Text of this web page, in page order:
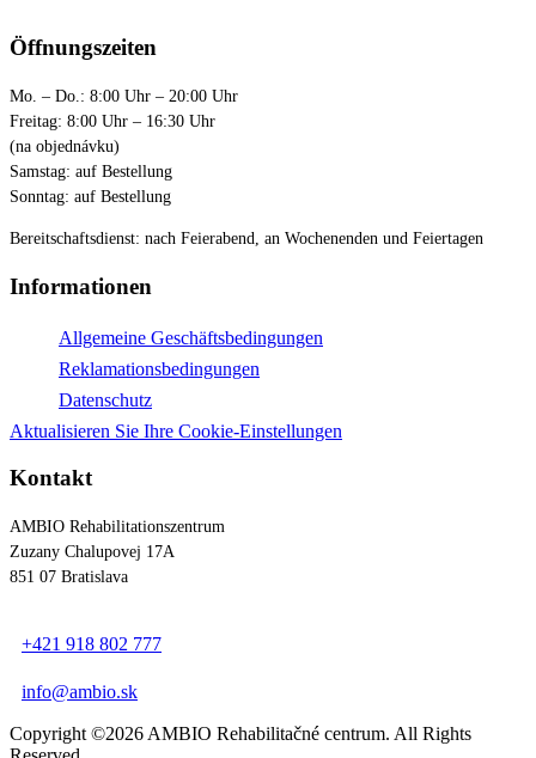
Öffnungszeiten
Mo. – Do.: 8:00 Uhr – 20:00 Uhr
Freitag: 8:00 Uhr – 16:30 Uhr
(na objednávku)
Samstag: auf Bestellung
Sonntag: auf Bestellung
Bereitschaftsdienst: nach Feierabend, an Wochenenden und Feiertagen
Informationen
Allgemeine Geschäftsbedingungen
Reklamationsbedingungen
Datenschutz
Aktualisieren Sie Ihre Cookie-Einstellungen
Kontakt
AMBIO Rehabilitationszentrum
Zuzany Chalupovej 17A
851 07 Bratislava
+421 918 802 777
info@ambio.sk
Copyright ©2026 AMBIO Rehabilitačné centrum. All Rights